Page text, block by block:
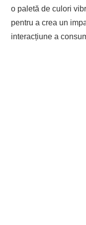
o paletă de culori
pentru a crea un
interacțiune a